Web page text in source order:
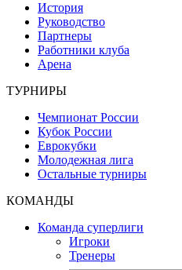
История
Руководство
Партнеры
Работники клуба
Арена
ТУРНИРЫ
Чемпионат России
Кубок России
Еврокубки
Молодежная лига
Остальные турниры
КОМАНДЫ
Команда суперлиги
Игроки
Тренеры